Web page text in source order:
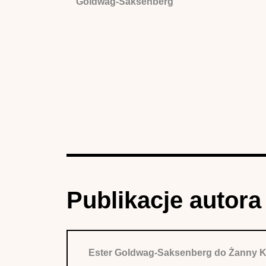
Publikacje autora
Ester Goldwag-Saksenberg do Żanny